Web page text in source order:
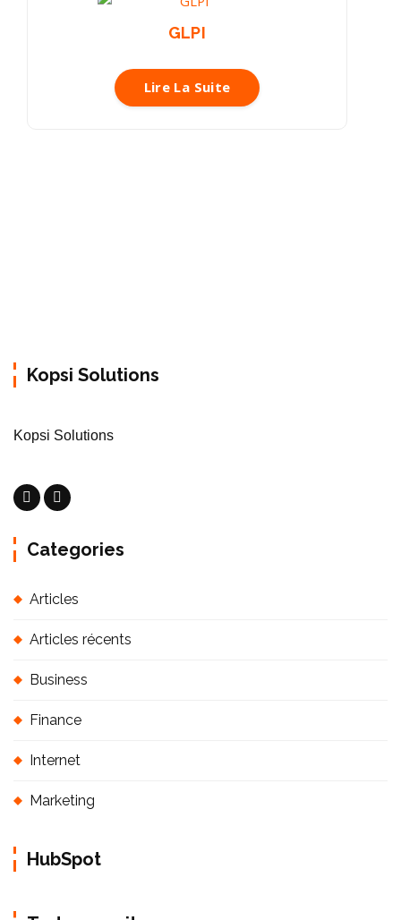
GLPI
Lire La Suite
Kopsi Solutions
Kopsi Solutions
Categories
Articles
Articles récents
Business
Finance
Internet
Marketing
HubSpot